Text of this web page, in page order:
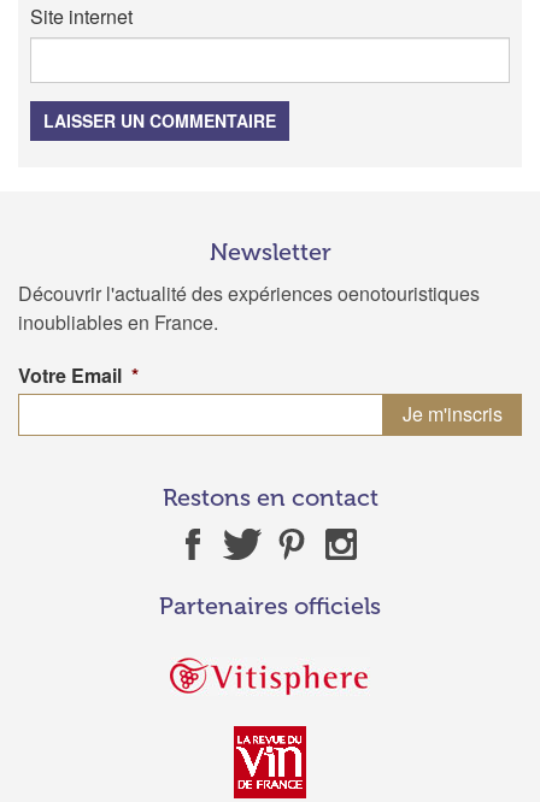
Site internet
LAISSER UN COMMENTAIRE
Newsletter
Découvrir l'actualité des expériences oenotouristiques
inoubliables en France.
Votre Email *
Restons en contact
Partenaires officiels